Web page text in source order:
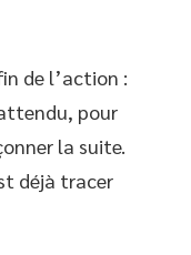
de l’action :
pour
la suite.
déjà tracer